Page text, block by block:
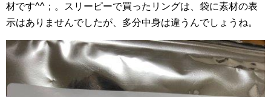
材です^^；。スリーピーで買ったリングは、袋に素材の表
示はありませんでしたが、多分中身は違うんでしょうね。